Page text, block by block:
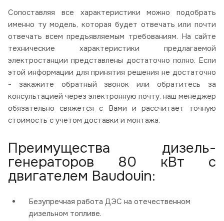
Сопоставляя все характеристики можно подобрать
именно ту модель, которая будет отвечать или почти
отвечать всем предъявляемым требованиям. На сайте
технические характеристики предлагаемой
электростанции представлены достаточно полно. Если
этой информации для принятия решения не достаточно
- закажите обратный звонок или обратитесь за
консультацией через электронную почту, наш менеджер
обязательно свяжется с Вами и рассчитает точную
стоимость с учетом доставки и монтажа.
Преимущества дизель-
генераторов 80 кВт с
двигателем Baudouin:
Безупречная работа ДЭС на отечественном
дизельном топливе.